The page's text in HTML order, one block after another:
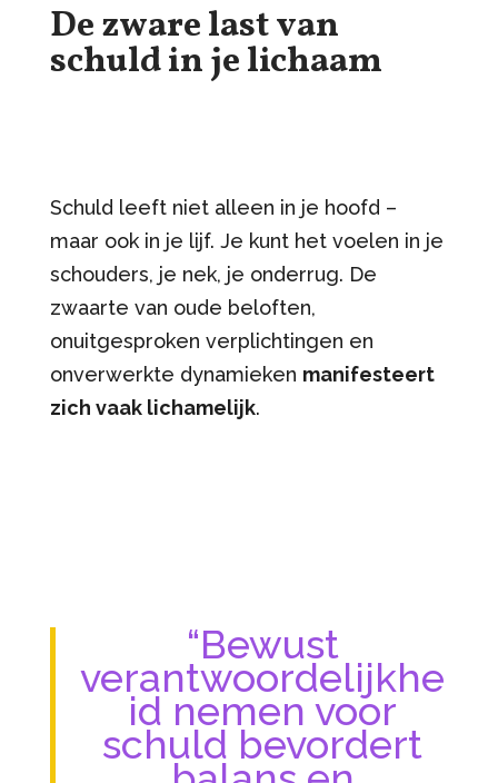
De zware last van
schuld in je lichaam
Schuld leeft niet alleen in je hoofd –
maar ook in je lijf. Je kunt het voelen in je
schouders, je nek, je onderrug. De
zwaarte van oude beloften,
onuitgesproken verplichtingen en
onverwerkte dynamieken manifesteert
zich vaak lichamelijk.
“Bewust
verantwoordelijkhe
id nemen voor
schuld bevordert